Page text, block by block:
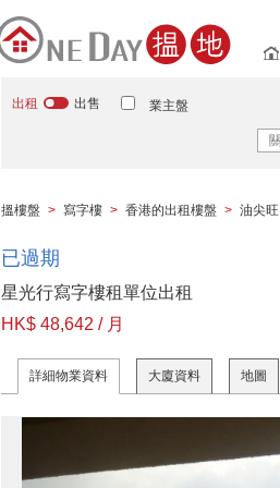
出租 出售 業主盤
搵樓盤 > 寫字樓 > 香港的出租樓盤 > 油尖旺
已過期
星光行寫字樓租單位出租
HK$ 48,642 / 月
詳細物業資料 大廈資料 地圖